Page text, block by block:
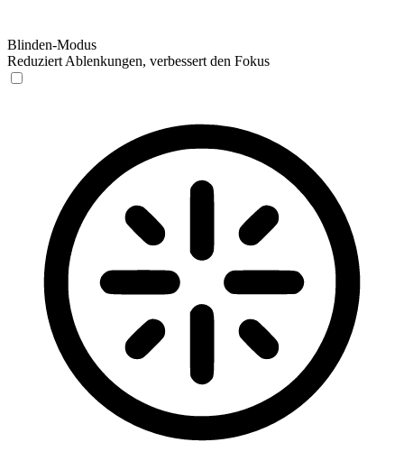
Blinden-Modus
Reduziert Ablenkungen, verbessert den Fokus